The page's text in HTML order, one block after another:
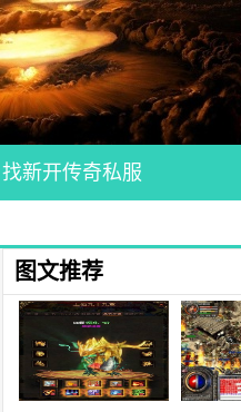
找新开传奇私服
图文推荐